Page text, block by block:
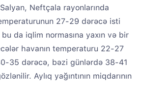
Neftçala rayonlarında
27-29 dərəcə isti
da iqlim normasına yaxın və bir
havanın temperaturu 22-27
35 dərəcə, bəzi günlərdə 38-41
Aylıq yağıntının miqdarının